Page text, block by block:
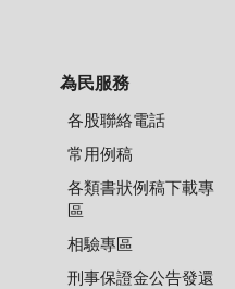
為民服務
各股聯絡電話
常用例稿
各類書狀例稿下載專
區
相驗專區
刑事保證金公告發還